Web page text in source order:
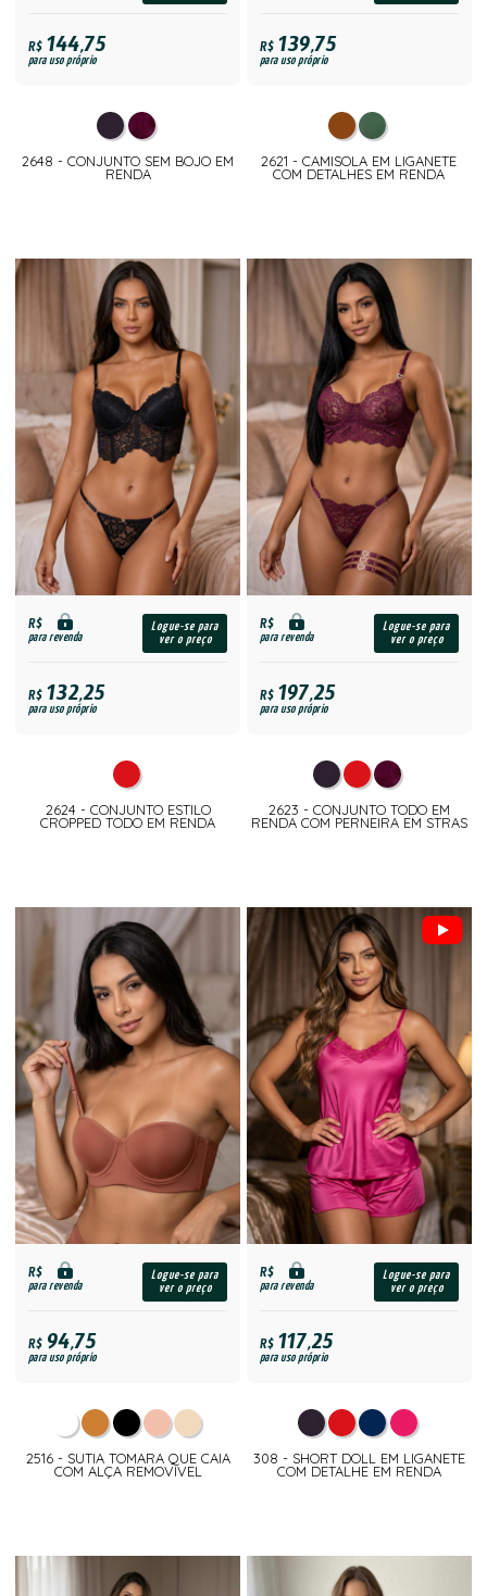
R$144,75
para uso próprio
2648 - CONJUNTO SEM BOJO EM
RENDA
R$139,75
para uso próprio
2621 - CAMISOLA EM LIGANETE
COM DETALHES EM RENDA
R$
para revenda
Logue-se para
ver o preço
R$132,25
para uso próprio
2624 - CONJUNTO ESTILO
CROPPED TODO EM RENDA
R$
para revenda
Logue-se para
ver o preço
R$197,25
para uso próprio
2623 - CONJUNTO TODO EM
RENDA COM PERNEIRA EM STRAS
R$
para revenda
Logue-se para
ver o preço
R$94,75
para uso próprio
2516 - SUTIA TOMARA QUE CAIA
COM ALÇA REMOVIVEL
R$
para revenda
Logue-se para
ver o preço
R$117,25
para uso próprio
308 - SHORT DOLL EM LIGANETE
COM DETALHE EM RENDA